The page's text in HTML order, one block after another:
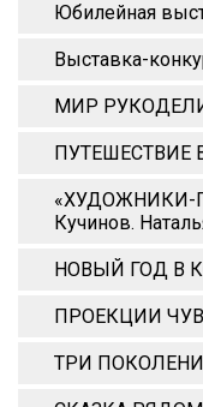
Юбилейная
Выставка-
МИР
ПУТЕШЕСТВИЕ
«ХУДОЖНИКИ-
Кучинов.
НОВЫЙ ГОД В
ПРОЕКЦИИ
ТРИ